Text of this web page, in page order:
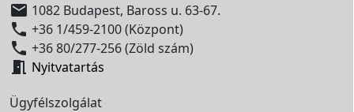
 1082 Budapest, Baross u. 63-67.
 +36 1/459-2100 (Központ)
 +36 80/277-256 (Zöld szám)
 Nyitvatartás
Ügyfélszolgálat